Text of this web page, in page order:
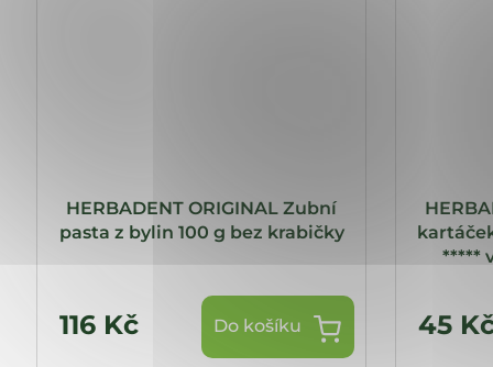
HERBADENT ORIGINAL Zubní
pasta z bylin 100 g bez krabičky
116 Kč Do košíku
*****
45